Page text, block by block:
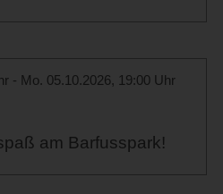
- Mo. 05.10.2026, 19:00 Uhr
am Barfusspark!